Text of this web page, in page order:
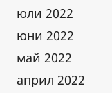
юли 2022
юни 2022
май 2022
април 2022